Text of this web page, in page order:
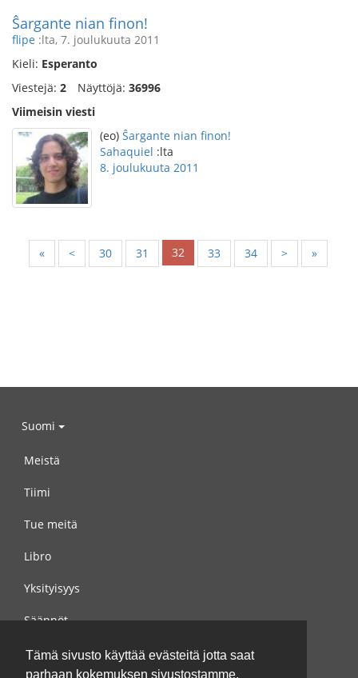
Tämä sivusto käyttää evästeitä jotta saat
parhaan kokemuksen sivustostamme.
Ŝargante nian finon!
flipe :lta, 7. joulukuuta 2011
Kieli: Esperanto
Viestejä: 2 Näyttöjä: 36996
Viimeisin viesti
(eo) Ŝargante nian finon!
Sahaquiel :lta
8. joulukuuta 2011
« < 30 31 32 33 34 > »
Suomi
Meistä
Tiimi
Tue meitä
Libro
Yksityisyys
Säännöt
Ota yhteyttä meihin